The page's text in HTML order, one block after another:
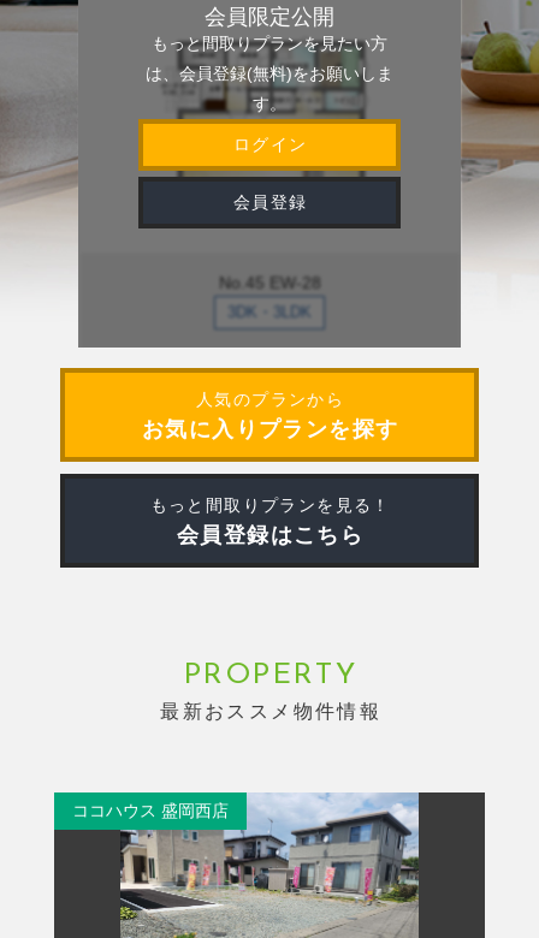
会員限定公開
もっと間取りプランを見たい方
は、会員登録(無料)をお願いしま
もっと間
は、会員登
人気のプランから
お気に入りプランを探す
もっと間取りプランを見る！
会員登録はこちら
PROPERTY
最新おススメ物件情報
ココハウス 盛岡西店